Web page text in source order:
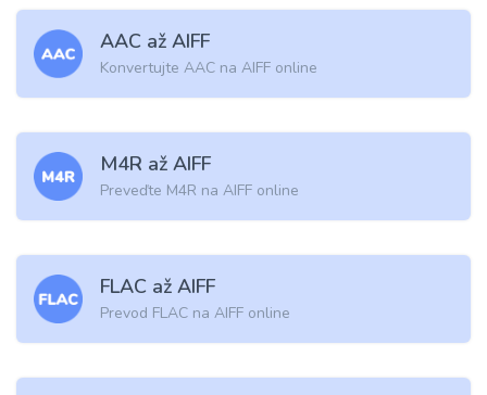
AAC až AIFF
Konvertujte AAC na AIFF online
M4R až AIFF
Preveďte M4R na AIFF online
FLAC až AIFF
Prevod FLAC na AIFF online